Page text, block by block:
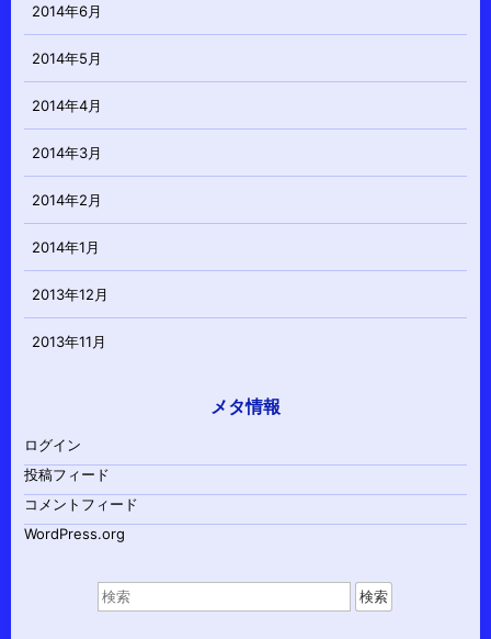
2014年6月
2014年5月
2014年4月
2014年3月
2014年2月
2014年1月
2013年12月
2013年11月
メタ情報
ログイン
投稿フィード
コメントフィード
WordPress.org
索
対